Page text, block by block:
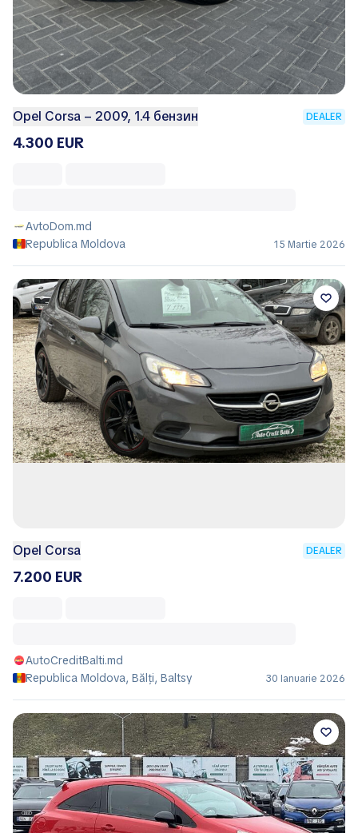
Opel Corsa – 2009, 1.4 бензин DEALER
4.300 EUR
AvtoDom.md
Republica Moldova
15 Martie 2026
Opel Corsa DEALER
7.200 EUR
AutoCreditBalti.md
Republica Moldova, Bălţi, Baltsy
30 Ianuarie 2026